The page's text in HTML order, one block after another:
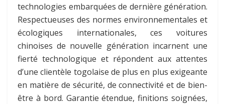
technologies embarquées de dernière génération.
Respectueuses des normes environnementales et
écologiques internationales, ces voitures
chinoises de nouvelle génération incarnent une
fierté technologique et répondent aux attentes
d’une clientèle togolaise de plus en plus exigeante
en matière de sécurité, de connectivité et de bien-
être à bord. Garantie étendue, finitions soignées,